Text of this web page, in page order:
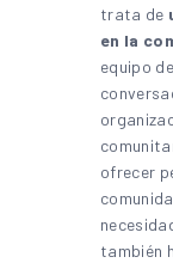
trata de
en la
equipo
ofrecer
también